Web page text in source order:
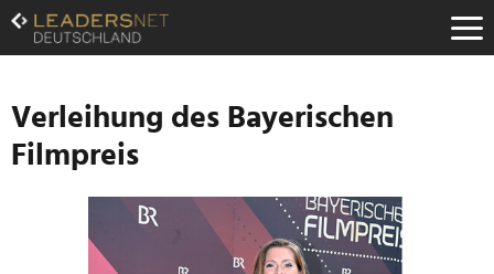
Zum
Inhalt
Zur
Navigation
Zur
Hauptnavigation
Verleihung des Bayerischen
Filmpreis